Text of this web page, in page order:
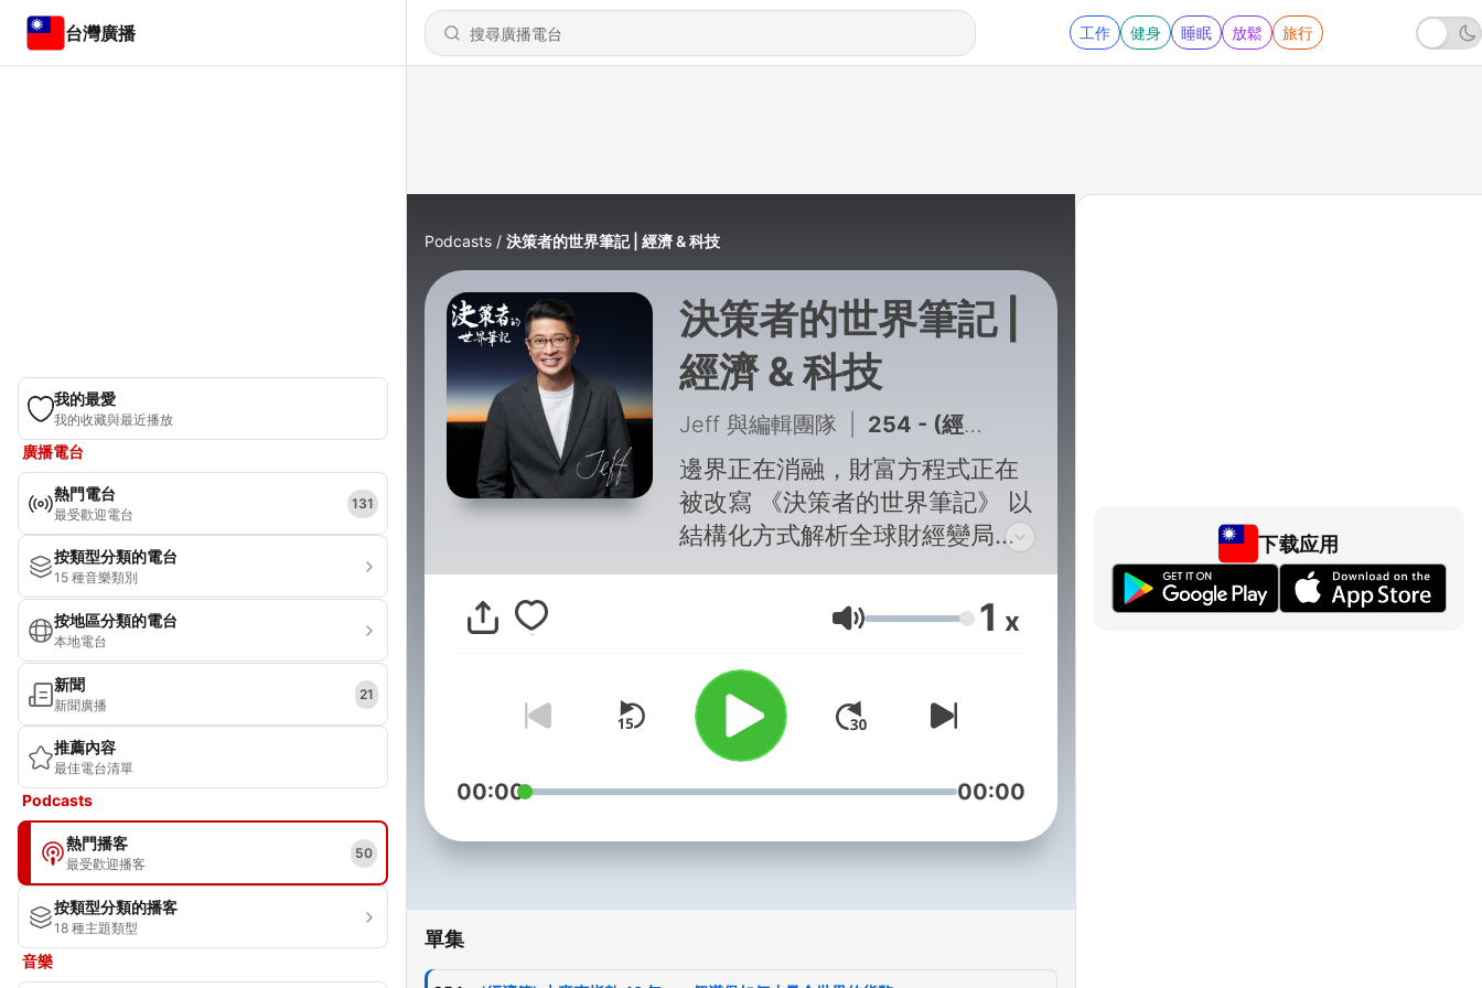
台灣廣播 工作 健身 睡眠 放鬆 旅行
我的最愛
我的收藏與最近播放
廣播電台
熱門電台
最受歡迎電台
131
按類型分類的電台
15 種音樂類別
按地區分類的電台
本地電台
新聞
新聞廣播
21
推薦內容
最佳電台清單
Podcasts
熱門播客
最受歡迎播客
50
按類型分類的播客
18 種主題類型
音樂
Podcasts 決策者的世界筆記 | 經濟 & 科技
決策者的世界筆記 |
經濟 & 科技
Jeff 與編輯團隊 254 - (經濟篇) 大麥克指數 40 年：一個漢堡如何丈量全世界的貨幣
邊界正在消融，財富方程式正在
被改寫 《決策者的世界筆記》 以
結構化方式解析全球財經變局，
提供決策定錨。不是即時行情，
沒有情緒性評論，由國際業務背
景的 Jeff ，偕同跨國顧問與媒體
團隊製作，只為一件事——站在
台灣看見世界變局。
📅 每週二 17:00｜《決策者的世
界筆記｜經濟篇》
界筆記｜科技篇》
音量 1 x
00:00 00:00
單集
下载应用